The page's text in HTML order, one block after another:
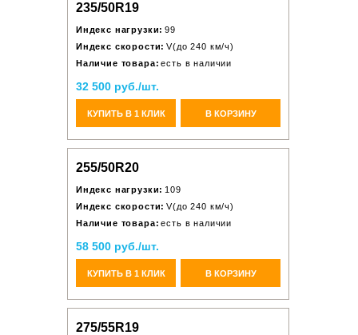
235/50R19
Индекс нагрузки: 99
Индекс скорости: V(до 240 км/ч)
Наличие товара: есть в наличии
32 500 руб./шт.
КУПИТЬ В 1 КЛИК В КОРЗИНУ
255/50R20
Индекс нагрузки: 109
Индекс скорости: V(до 240 км/ч)
Наличие товара: есть в наличии
58 500 руб./шт.
КУПИТЬ В 1 КЛИК В КОРЗИНУ
275/55R19